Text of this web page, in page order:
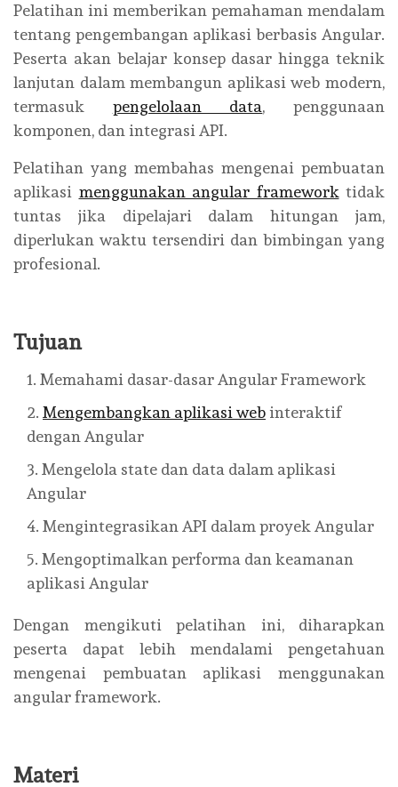
Pelatihan ini memberikan pemahaman mendalam
tentang pengembangan aplikasi berbasis Angular.
Peserta akan belajar konsep dasar hingga teknik
lanjutan dalam membangun aplikasi web modern,
termasuk pengelolaan data, penggunaan
komponen, dan integrasi API.
Pelatihan yang membahas mengenai pembuatan
aplikasi menggunakan angular framework tidak
tuntas jika dipelajari dalam hitungan jam,
diperlukan waktu tersendiri dan bimbingan yang
profesional.
Tujuan
Memahami dasar-dasar Angular Framework
Mengembangkan aplikasi webinteraktif
dengan Angular
Mengelola state dan data dalam aplikasi
Angular
Mengintegrasikan API dalam proyek Angular
Mengoptimalkan performa dan keamanan
aplikasi Angular
Dengan mengikuti pelatihan ini, diharapkan
peserta dapat lebih mendalami pengetahuan
mengenai pembuatan aplikasi menggunakan
angular framework.
Materi